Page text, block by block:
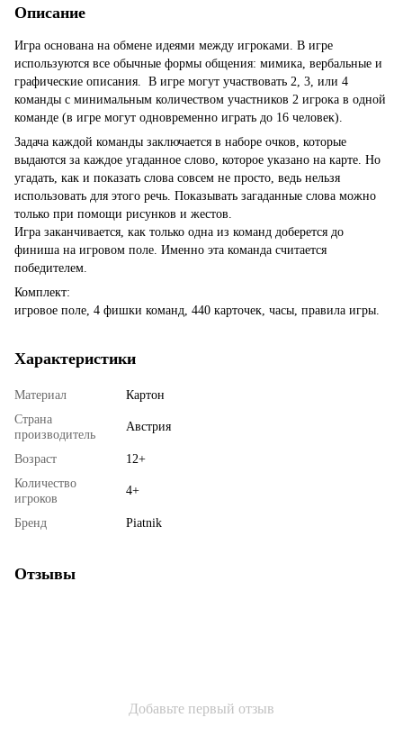
Описание
Игра основана на обмене идеями между игроками. В игре
используются все обычные формы общения: мимика, вербальные и
графические описания. В игре могут участвовать 2, 3, или 4
команды с минимальным количеством участников 2 игрока в одной
команде (в игре могут одновременно играть до 16 человек).
Задача каждой команды заключается в наборе очков, которые
выдаются за каждое угаданное слово, которое указано на карте. Но
угадать, как и показать слова совсем не просто, ведь нельзя
использовать для этого речь. Показывать загаданные слова можно
только при помощи рисунков и жестов.
Игра заканчивается, как только одна из команд доберется до
финиша на игровом поле. Именно эта команда считается
победителем.
Комплект:
игровое поле, 4 фишки команд, 440 карточек, часы, правила игры.
Характеристики
Материал
Картон
Страна
производитель
Австрия
Возраст
12+
Количество
игроков
4+
Бренд Piatnik
Отзывы
Добавьте первый отзыв